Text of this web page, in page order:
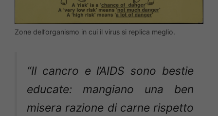
Zone dell’organismo in cui il virus si replica meglio.
“Il cancro e l’AIDS sono bestie
educate: mangiano una ben
misera razione di carne rispetto